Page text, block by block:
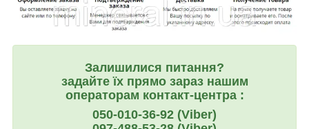
Залишилися питання?
задайте їх прямо зараз нашим
операторам контакт-центра :
050-010-36-92 (Viber)